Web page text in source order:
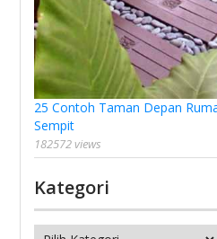
25 Contoh Taman Depan
Sempit
182572 views
Kategori
Kategori